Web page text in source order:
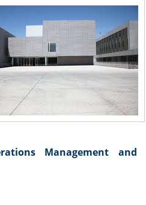
Management and